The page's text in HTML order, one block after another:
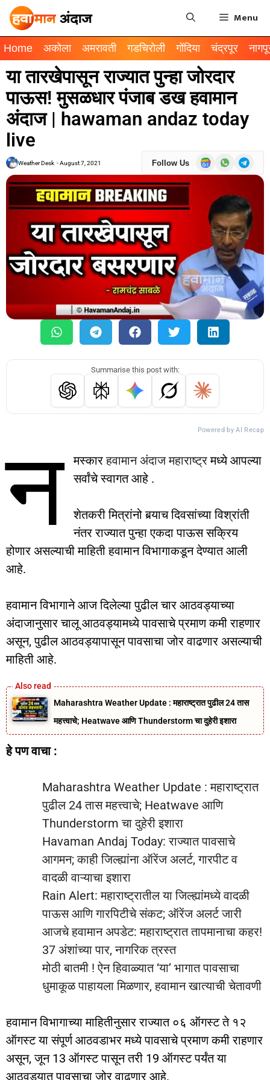
Menu
Home अकोला अमरावती गडचिरोली गोंदिया चंद्रपूर
या तारखेपासून राज्यात पुन्हा जोरदार
पाऊस! मुसळधार पंजाब डख हवामान
अंदाज | hawaman andaz today
live
Weather Desk -August 7, 2021 Follow Us
Summarise this post with:
Powered by AI Recap
न मस्कारहवामान अंदाज महाराष्ट्रमध्ये आपल्या
सर्वांचे स्वागत आहे .
शेतकरी मित्रांनो बर्‍याच दिवसांच्या विश्रांती
नंतर राज्यात पुन्हा एकदा पाऊस सक्रिय
होणार असल्याची माहिती हवामान विभागाकडून देण्यात आली
आहे.
हवामान विभागाने आज दिलेल्या पुढील चार आठवड्याच्या
अंदाजानुसार चालू आठवड्यामध्ये पावसाचे प्रमाण कमी राहणार
असून, पुढील आठवड्यापासून पावसाचा जोर वाढणार असल्याची
माहिती आहे.
Maharashtra Weather Update : महाराष्ट्रात पुढील 24 तास
महत्त्वाचे; Heatwave आणि Thunderstorm चा दुहेरी इशारा
हे पण वाचा :
Maharashtra Weather Update : महाराष्ट्रात
पुढील 24 तास महत्त्वाचे; Heatwave आणि
Thunderstorm चा दुहेरी इशारा
Havaman Andaj Today: राज्यात पावसाचे
आगमन; काही जिल्ह्यांना ऑरेंज अलर्ट, गारपीट व
वादळी वाऱ्याचा इशारा
Rain Alert: महाराष्ट्रातील या जिल्ह्यांमध्ये वादळी
पाऊस आणि गारपिटीचे संकट; ऑरेंज अलर्ट जारी
आजचे हवामान अपडेट: महाराष्ट्रात तापमानाचा कहर!
37 अंशांच्या पार, नागरिक त्रस्त
मोठी बातमी ! ऐन हिवाळ्यात ‘या’ भागात पावसाचा
धुमाकूळ पाहायला मिळणार, हवामान खात्याची चेतावणी
हवामान विभागाच्या माहितीनुसार राज्यात ०६ ऑगस्ट ते १२
ऑगस्ट या संपूर्ण आठवडाभर मध्ये पावसाचे प्रमाण कमी राहणार
असून, जून 13 ऑगस्ट पासून तरी 19 ऑगस्ट पर्यंत या
आठवड्यात पावसाचा जोर वाढणार आहे.